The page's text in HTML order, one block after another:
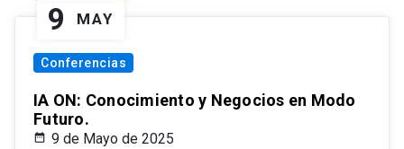
9 MAY
Conferencias
IA ON: Conocimiento y Negocios en Modo
Futuro.
9 de Mayo de 2025